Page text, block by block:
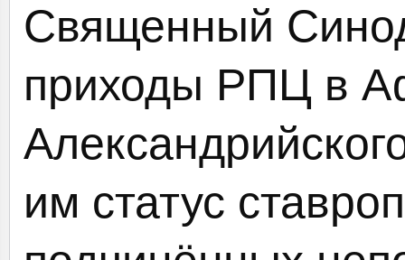
Священный
приходы РПЦ в
им статус